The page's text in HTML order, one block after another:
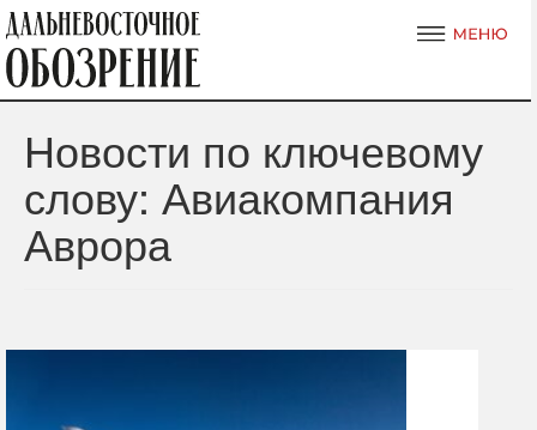
Новости по ключевому
слову: Авиакомпания
Аврора